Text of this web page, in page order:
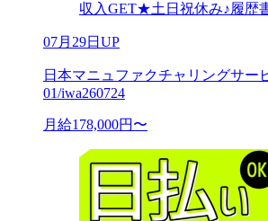
収入GET★土日祝休み♪履歴
07月29日UP
日本マニュファクチャリングサー
01/iwa260724
月給178,000円〜